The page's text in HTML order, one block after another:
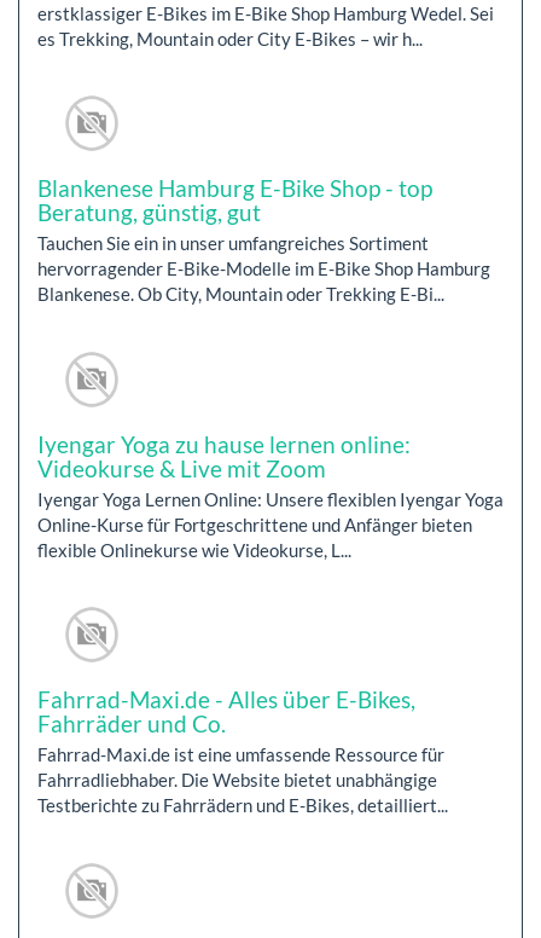
erstklassiger E-Bikes im E-Bike Shop Hamburg Wedel. Sei
es Trekking, Mountain oder City E-Bikes – wir h...
Blankenese Hamburg E-Bike Shop - top
Beratung, günstig, gut
Tauchen Sie ein in unser umfangreiches Sortiment
hervorragender E-Bike-Modelle im E-Bike Shop Hamburg
Blankenese. Ob City, Mountain oder Trekking E-Bi...
Iyengar Yoga zu hause lernen online:
Videokurse & Live mit Zoom
Iyengar Yoga Lernen Online: Unsere flexiblen Iyengar Yoga
Online-Kurse für Fortgeschrittene und Anfänger bieten
flexible Onlinekurse wie Videokurse, L...
Fahrrad-Maxi.de - Alles über E-Bikes,
Fahrräder und Co.
Fahrrad-Maxi.de ist eine umfassende Ressource für
Fahrradliebhaber. Die Website bietet unabhängige
Testberichte zu Fahrrädern und E-Bikes, detailliert...